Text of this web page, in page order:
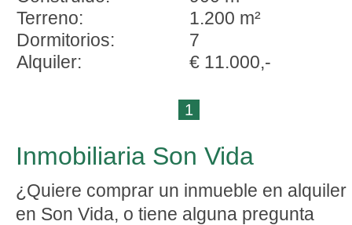
Terreno:
1.200 m²
Dormitorios:
7
Alquiler:
€ 11.000,-
1
Inmobiliaria Son Vida
¿Quiere comprar un inmueble en alquiler
en Son Vida, o tiene alguna pregunta